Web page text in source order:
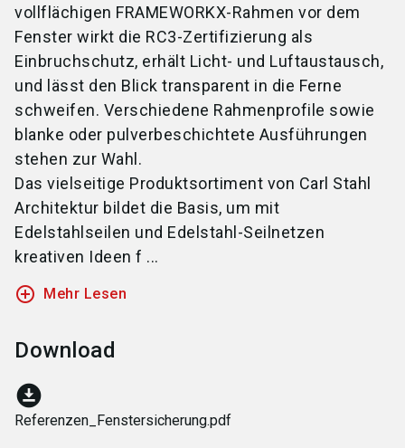
vollflächigen FRAMEWORKX-Rahmen vor dem
Fenster wirkt die RC3-Zertifizierung als
Einbruchschutz, erhält Licht- und Luftaustausch,
und lässt den Blick transparent in die Ferne
schweifen. Verschiedene Rahmenprofile sowie
blanke oder pulverbeschichtete Ausführungen
stehen zur Wahl.
Das vielseitige Produktsortiment von Carl Stahl
Architektur bildet die Basis, um mit
Edelstahlseilen und Edelstahl-Seilnetzen
kreativen Ideen f ...
add_circle_outline Mehr Lesen
Download
download_for_offline
Referenzen_Fenstersicherung.pdf